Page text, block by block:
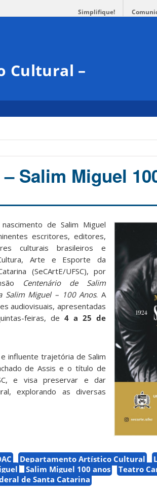
Simplifique!
Cultural –
Salim Miguel
de Salim Miguel
escritores, editores,
culturais brasileiros e
Arte e Esporte da
(SeCArtE/UFSC), por
Centenário de Salim
Salim Miguel – 100 Anos. A
audiovisuais, apresentadas
feiras, de 4 a 25 de
influente trajetória de Salim
de Assis e o título de
e visa preservar e dar
explorando as diversas
Departamento Artístico Cultural
Salim Miguel 100 anos
Teatro
de Santa Catarina